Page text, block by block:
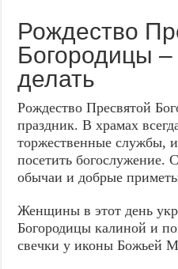
Рождество
Богородицы
делать
Рождество Пресвятой
праздник. В храмах
торжественные службы,
посетить богослужение.
обычаи и добрые
Женщины в этот день
Богородицы калиной и
свечки у иконы Божьей